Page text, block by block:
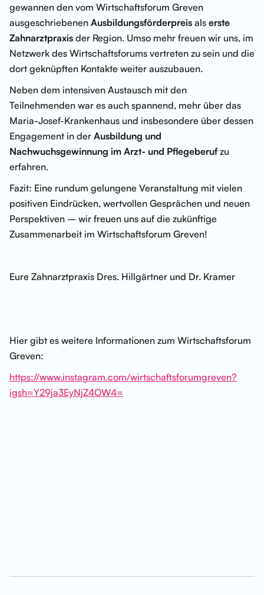
gewannen den vom Wirtschaftsforum Greven
ausgeschriebenen Ausbildungsförderpreis als erste
Zahnarztpraxis der Region. Umso mehr freuen wir uns, im
Netzwerk des Wirtschaftsforums vertreten zu sein und die
dort geknüpften Kontakte weiter auszubauen.
Neben dem intensiven Austausch mit den
Teilnehmenden war es auch spannend, mehr über das
Maria-Josef-Krankenhaus und insbesondere über dessen
Engagement in der Ausbildung und
Nachwuchsgewinnung im Arzt- und Pflegeberufzu
erfahren.
Fazit: Eine rundum gelungene Veranstaltung mit vielen
positiven Eindrücken, wertvollen Gesprächen und neuen
Perspektiven – wir freuen uns auf die zukünftige
Zusammenarbeit im Wirtschaftsforum Greven!
Eure Zahnarztpraxis Dres. Hillgärtner und Dr. Kramer
Hier gibt es weitere Informationen zum Wirtschaftsforum
Greven:
https://www.instagram.com/wirtschaftsforumgreven?
igsh=Y29ja3EyNjZ4OW4=